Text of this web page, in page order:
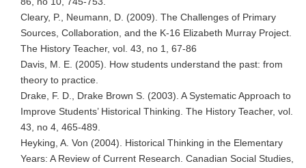
Cleary, P., Neumann, D. (2009). The Challenges of Primary
Sources, Collaboration, and the K-16 Elizabeth Murray Project.
The History Teacher, vol. 43, no 1, 67-86
Davis, M. E. (2005). How students understand the past: from
theory to practice.
Drake, F. D., Drake Brown S. (2003). A Systematic Approach to
Improve Students’ Historical Thinking. The History Teacher, vol.
43, no 4, 465-489.
Heyking, A. Von (2004). Historical Thinking in the Elementary
Years: A Review of Current Research. Canadian Social Studies,